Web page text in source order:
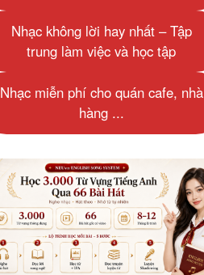
Nhạc không lời hay nhất – Tập
trung làm việc và học tập
Nhạc miễn phí cho quán cafe, nhà
hàng ...